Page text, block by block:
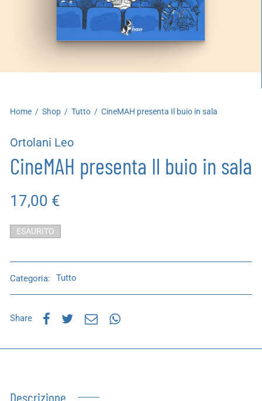
Home / Shop / Tutto / CineMAH presenta Il buio in sala
Ortolani Leo
CineMAH presenta Il buio in sala
17,00 €
ESAURITO
Categoria: Tutto
Share
Descrizione